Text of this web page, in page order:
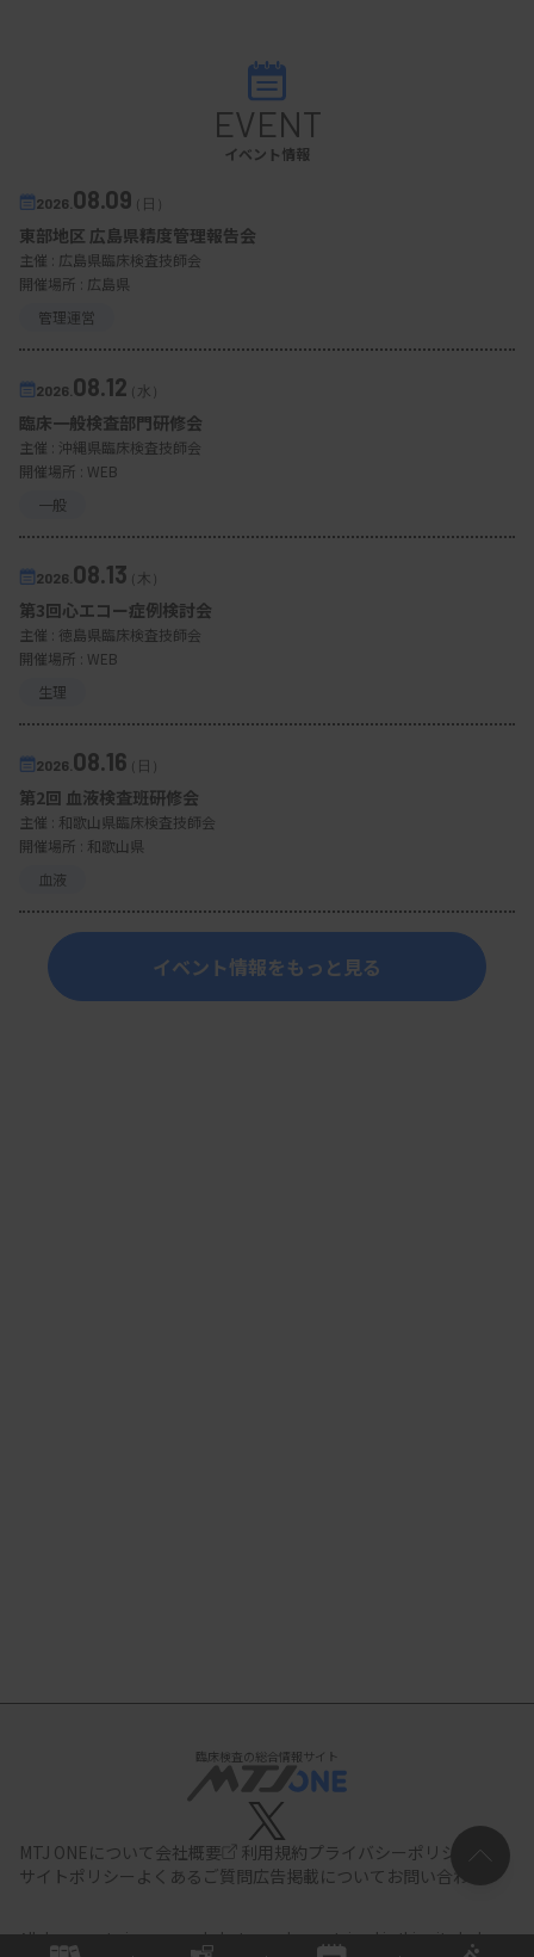
EVENT
イベント情報
2026. 08.09（日）
東部地区 広島県精度管理報告会
主催 : 広島県臨床検査技師会
開催場所 : 広島県
管理運営
2026. 08.12（水）
臨床一般検査部門研修会
主催 : 沖縄県臨床検査技師会
開催場所 : WEB
一般
2026. 08.13（木）
第3回心エコー症例検討会
主催 : 徳島県臨床検査技師会
開催場所 : WEB
生理
2026. 08.16（日）
第2回 血液検査班研修会
主催 : 和歌山県臨床検査技師会
開催場所 : 和歌山県
血液
イベント情報をもっと見る
臨床検査の総合情報サイト
MTJ ONEについて会社概要 利用規約プライバシーポリシー
サイトポリシー よくあるご質問広告掲載について お問い合わせ
All documents,images and photographs contained in this site belong